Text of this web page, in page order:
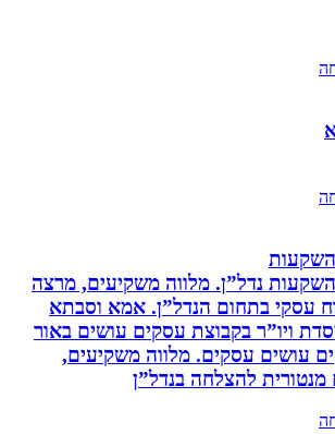
נדל”ן. מלווה משקיעים, מרצה
בתחום הנדל”ן. אמא וסבתא
בקבוצת עסקים עושים באור
עסקים‏. ‏מלווה משקיעים,
להצלחה בנדל”ן‏